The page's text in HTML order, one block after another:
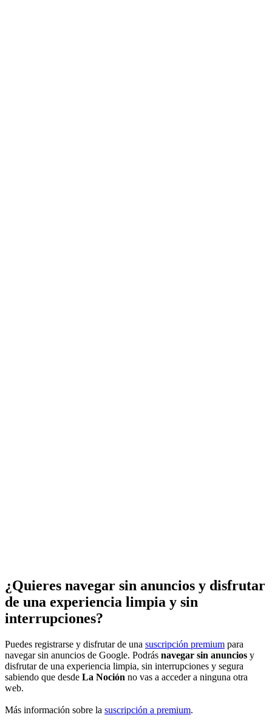
¿Quieres navegar sin anuncios y disfrutar
de una experiencia limpia y sin
interrupciones?
Puedes registrarse y disfrutar de una suscripción premium para
navegar sin anuncios de Google. Podrás navegar sin anuncios y
disfrutar de una experiencia limpia, sin interrupciones y segura
sabiendo que desde La Noción no vas a acceder a ninguna otra
web.
Más información sobre la suscripción a premium.